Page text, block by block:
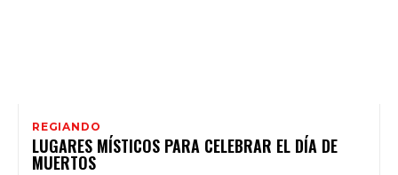
REGIANDO
LUGARES MÍSTICOS PARA CELEBRAR EL DÍA DE
MUERTOS